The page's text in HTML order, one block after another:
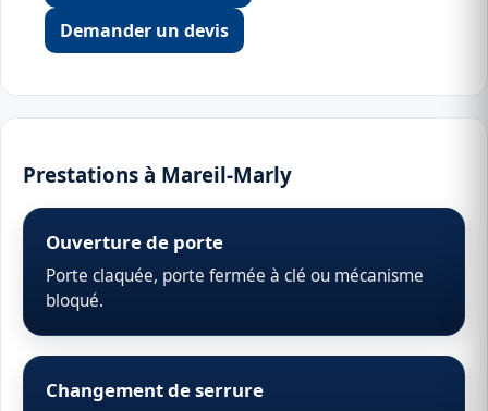
Demander un devis
Prestations à Mareil-Marly
Ouverture de porte
Porte claquée, porte fermée à clé ou mécanisme
bloqué.
Changement de serrure